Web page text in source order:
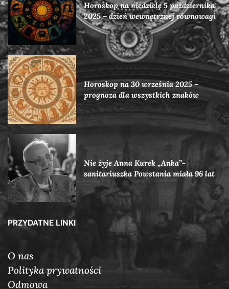
Horoskop na niedzielę 5 października
2025 – dzień wewnętrznej równowagi
Horoskop na 30 września 2025 –
prognoza dla wszystkich znaków
Nie żyje Anna Kurek „Anka”-
sanitariuszka Powstania miała 96 lat
PRZYDATNE LINKI
O nas
Polityka prywatności
Odmowa